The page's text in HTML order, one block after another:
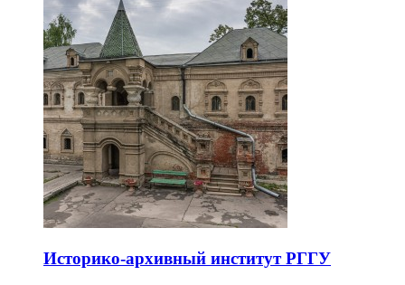
Историко-архивный институт РГГУ